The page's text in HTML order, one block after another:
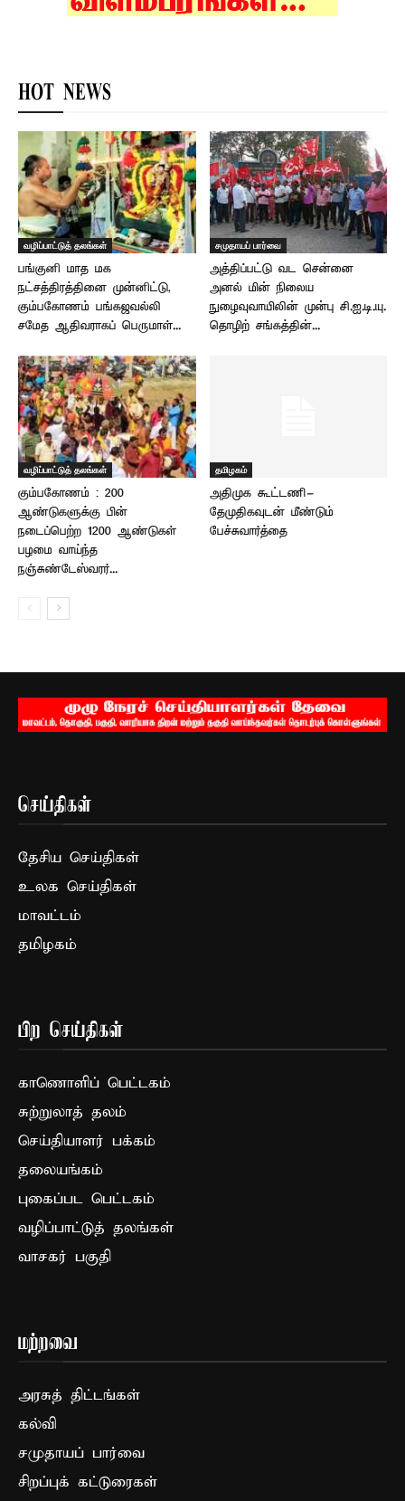
HOT NEWS
வழிப்பாட்டுத் தலங்கள்
பங்குனி மாத மக
நட்சத்திரத்தினை முன்னிட்டு,
கும்பகோணம் பங்கஜவல்லி
சமேத ஆதிவராகப் பெருமாள்...
சமுதாயப் பார்வை
அத்திப்பட்டு வட சென்னை
அனல் மின் நிலைய
நுழைவுவாயிலின் முன்பு சி.ஐ.டி.யு.
தொழிற் சங்கத்தின்...
வழிப்பாட்டுத் தலங்கள்
கும்பகோணம் : 200
ஆண்டுகளுக்கு பின்
நடைப்பெற்ற 1200 ஆண்டுகள்
பழமை வாய்ந்த
நஞ்சுண்டேஸ்வரர்...
தமிழகம்
அதிமுக கூட்டணி-
தேமுதிகவுடன் மீண்டும்
பேச்சுவார்த்தை
செய்திகள்
தேசிய செய்திகள்
உலக செய்திகள்
மாவட்டம்
தமிழகம்
பிற செய்திகள்
காணொளிப் பெட்டகம்
சுற்றுலாத் தலம்
செய்தியாளர் பக்கம்
தலையங்கம்
புகைப்பட பெட்டகம்
வழிப்பாட்டுத் தலங்கள்
வாசகர் பகுதி
மற்றவை
அரசுத் திட்டங்கள்
கல்வி
சமுதாயப் பார்வை
சிறப்புக் கட்டுரைகள்